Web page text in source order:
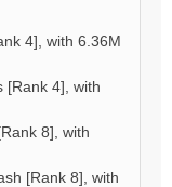
4], with 6.36M
[Rank 4], with
8], with
[Rank 8], with